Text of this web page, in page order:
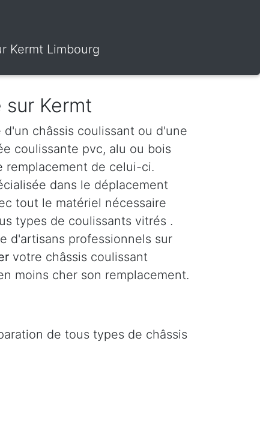
Kermt Limbourg
sur Kermt
d'un châssis coulissant ou d'une
coulissante pvc, alu ou bois
remplacement de celui-ci.
dans le déplacement
tout le matériel nécessaire
types de coulissants vitrés .
d'artisans professionnels sur
votre châssis coulissant
moins cher son remplacement.
de tous types de châssis